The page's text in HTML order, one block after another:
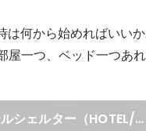
は何から始めればいい
屋一つ、ベッド一つあ
シェルター（HOTEL/